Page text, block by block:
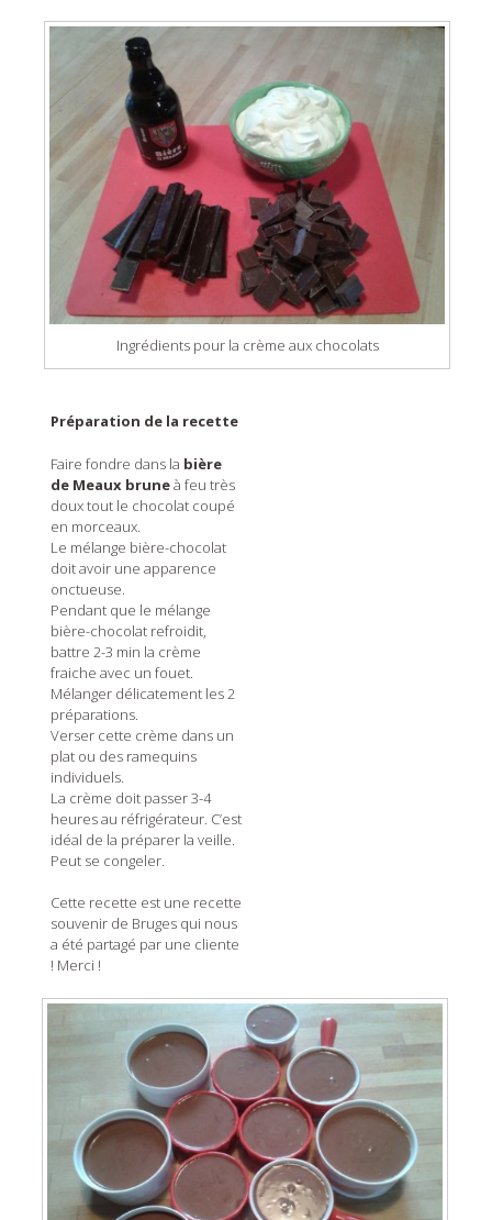
Ingrédients pour la crème aux chocolats
Préparation de la recette
Faire fondre dans la bière
de Meaux bruneà feu très
doux tout le chocolat coupé
en morceaux.
Le mélange bière-chocolat
doit avoir une apparence
onctueuse.
Pendant que le mélange
bière-chocolat refroidit,
battre 2-3 min la crème
fraiche avec un fouet.
Mélanger délicatement les 2
préparations.
Verser cette crème dans un
plat ou des ramequins
individuels.
La crème doit passer 3-4
heures au réfrigérateur. C’est
idéal de la préparer la veille.
Peut se congeler.
Cette recette est une recette
souvenir de Bruges qui nous
a été partagé par une cliente
! Merci !